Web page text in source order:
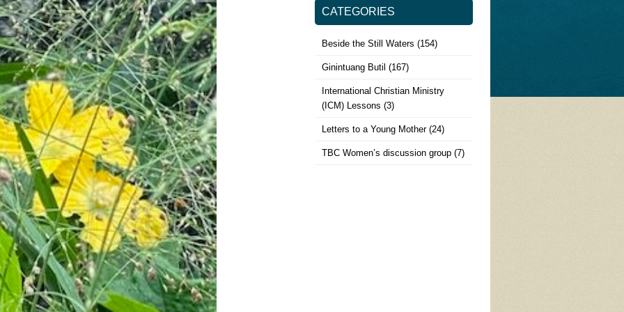
CATEGORIES
Beside the Still Waters (154)
Ginintuang Butil (167)
International Christian Ministry
(ICM) Lessons (3)
Letters to a Young Mother(24)
TBC Women’s discussion group(7)